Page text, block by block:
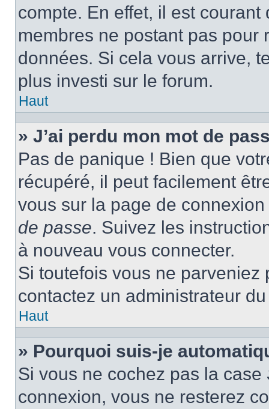
compte. En effet, il est
membres ne postant pas
données. Si cela vous arrive,
plus investi sur le forum.
Haut
» J’ai perdu mon mot de
Pas de panique ! Bien que
récupéré, il peut facilement
vous sur la page de
de passe. Suivez les
à nouveau vous connecter.
Si toutefois vous ne
contactez un administrateur
Haut
» Pourquoi suis-je
Si vous ne cochez pas la case
connexion, vous ne resterez